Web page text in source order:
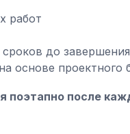
работ
до
основе проектного
поэтапно после